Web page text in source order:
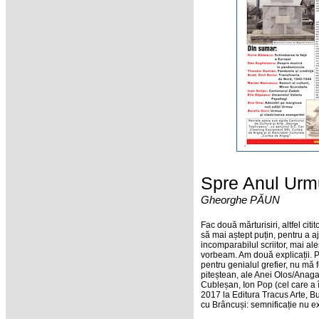
Spre Anul
Gheorghe PĂUN
Fac două mărturisiri, altfel
să mai aștept puțin, pentru a
incomparabilul scriitor, mai
vorbeam. Am două explicații.
pentru genialul grefier, nu mă
piteștean, ale Anei Olos/
Cubleșan, Ion Pop (cel care
2017 la Editura Tracus Arte,
cu Brâncuși: semnificație nu